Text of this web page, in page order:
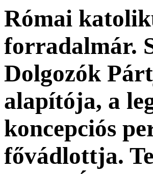
Római
forradalmár.
Dolgozók
alapítója, a
koncepciós
fővádlottja.